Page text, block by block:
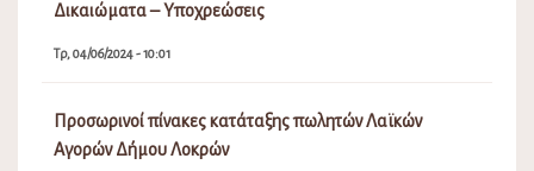
Δικαιώματα – Υποχρεώσεις
Τρ, 04/06/2024 - 10:01
Προσωρινοί πίνακες κατάταξης πωλητών Λαϊκών
Αγορών Δήμου Λοκρών